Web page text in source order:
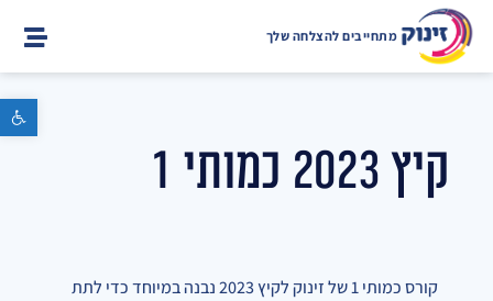
פתח סרגל נגישות
מתחייבים להצלחה שלך
קיץ 2023 כמותי 1
קורס כמותי 1 של זינוק לקיץ 2023 נבנה במיוחד כדי לתת